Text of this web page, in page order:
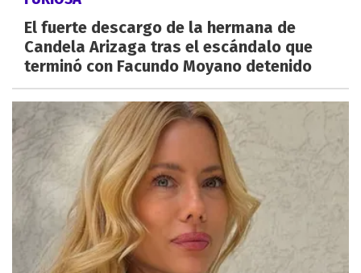
El fuerte descargo de la hermana de
Candela Arizaga tras el escándalo que
terminó con Facundo Moyano detenido